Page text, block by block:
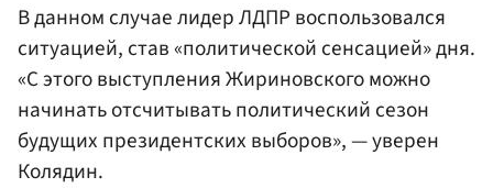
В данном случае лидер ЛДПР воспользовался
ситуацией, став «политической сенсацией» дня.
«С этого выступления Жириновского можно
начинать отсчитывать политический сезон
будущих президентских выборов», — уверен
Колядин.